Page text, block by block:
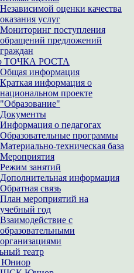
Независимой оценки качества
оказания услуг
Мониторинг поступления
обращений предложений
граждан
ТОЧКА РОСТА
Общая информация
Краткая информация о
национальном проекте
"Образование"
Документы
Информация о педагогах
Образовательные программы
Материально-техническая база
Мероприятия
Режим занятий
Дополнительная информация
Обратная связь
План мероприятий на
учебный год
Взаимодействие с
образовательными
организациями
театр